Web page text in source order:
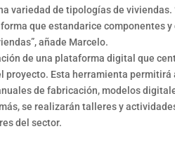
variedad de tipologías de viviendas.
que estandarice componentes
añade Marcelo.
de una plataforma digital que
proyecto. Esta herramienta
de fabricación, modelos
se realizarán talleres y
del sector.